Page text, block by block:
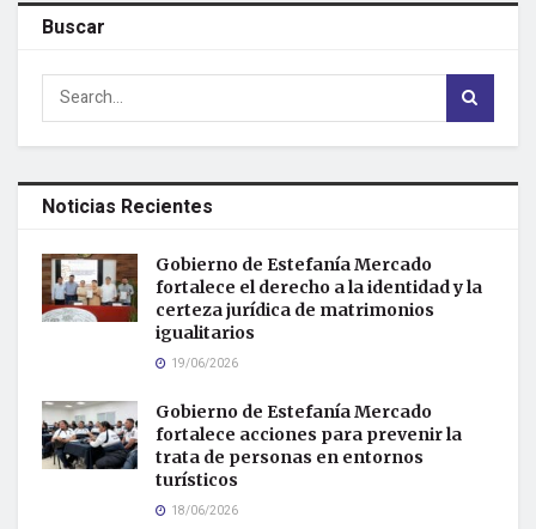
Buscar
Noticias Recientes
Gobierno de Estefanía Mercado
fortalece el derecho a la identidad y la
certeza jurídica de matrimonios
igualitarios
19/06/2026
Gobierno de Estefanía Mercado
fortalece acciones para prevenir la
trata de personas en entornos
turísticos
18/06/2026